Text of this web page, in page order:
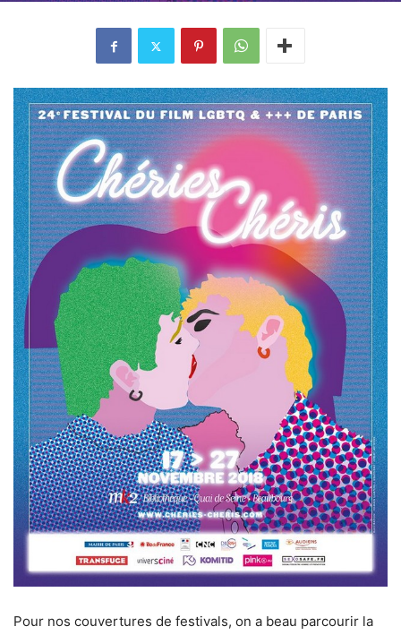
Pour nos couvertures de festivals, on a beau parcourir la